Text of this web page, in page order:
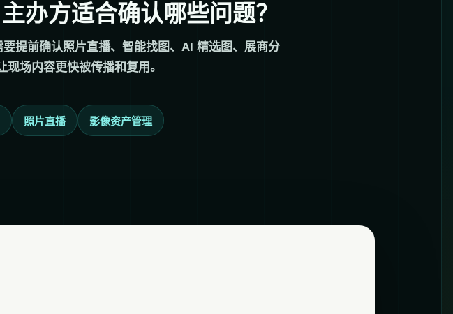
办方适合确认哪些问题？
提前确认照片直播、智能找图、AI 精选图、展商分
场内容更快被传播和复用。
照片直播 影像资产管理